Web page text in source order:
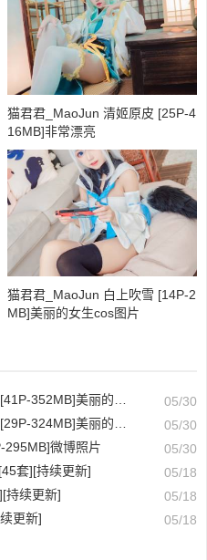
猫君君_MaoJun 清姬原皮 [25P-4
16MB]非常漂亮
猫君君_MaoJun 白上吹雪 [14P-2
MB]美丽的女生cos图片
美丽的图片分享
05/30
美丽的图片欣赏
05/30
295MB]微博照片
05/30
套][持续更新]
05/18
持续更新]
05/18
更新] 05/18